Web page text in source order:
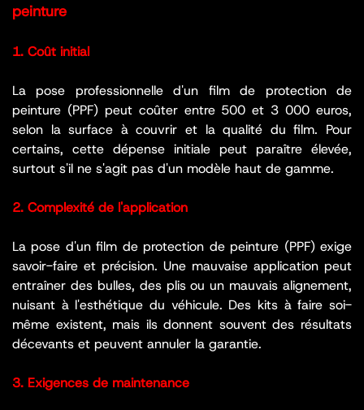
peinture
1. Coût initial
La pose professionnelle d'un film de protection de
peinture (PPF) peut coûter entre 500 et 3 000 euros,
selon la surface à couvrir et la qualité du film. Pour
certains, cette dépense initiale peut paraître élevée,
surtout s'il ne s'agit pas d'un modèle haut de gamme.
2. Complexité de l'application
La pose d'un film de protection de peinture (PPF) exige
savoir-faire et précision. Une mauvaise application peut
entraîner des bulles, des plis ou un mauvais alignement,
nuisant à l'esthétique du véhicule. Des kits à faire soi-
même existent, mais ils donnent souvent des résultats
décevants et peuvent annuler la garantie.
3. Exigences de maintenance